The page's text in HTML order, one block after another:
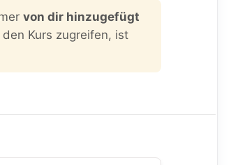
von dir hinzugefügt
Kurs zugreifen, ist